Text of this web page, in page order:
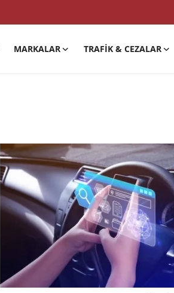
MARKALAR TRAFIK & CEZALAR